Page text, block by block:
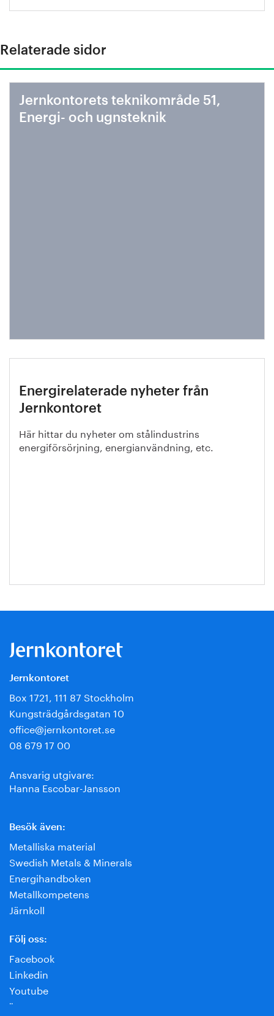
Relaterade sidor
Jernkontorets teknikområde 51,
Energi- och ugnsteknik
Energirelaterade nyheter från
Jernkontoret
Här hittar du nyheter om stålindustrins
energiförsörjning, energianvändning, etc.
Jernkontoret
Box 1721, 111 87 Stockholm
Kungsträdgårdsgatan 10
office@jernkontoret.se
08 679 17 00
Ansvarig utgivare:
Hanna Escobar-Jansson
Besök även:
Metalliska material
Swedish Metals & Minerals
Energihandboken
Metallkompetens
Järnkoll
Följ oss:
Facebook
Linkedin
Youtube
¨